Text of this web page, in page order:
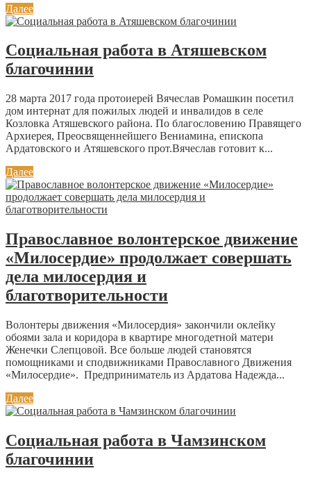
Далее
Социальная работа в Атяшевском
благочинии
28 марта 2017 года протоиерей Вячеслав Ромашкин посетил
дом интернат для пожилых людей и инвалидов в селе
Козловка Атяшевского района. По благословению Правящего
Архиерея, Преосвященнейшего Вениамина, епископа
Ардатовского и Атяшевского прот.Вячеслав готовит к...
Далее
Православное волонтерское движение
«Милосердие» продолжает совершать
дела милосердия и
благотворительности
Волонтеры движения «Милосердия» закончили оклейку
обоями зала и коридора в квартире многодетной матери
Женечки Слепцовой. Все больше людей становятся
помощниками и сподвижниками Православного Движения
«Милосердие». Предприниматель из Ардатова Надежда...
Далее
Социальная работа в Чамзинском
благочинии